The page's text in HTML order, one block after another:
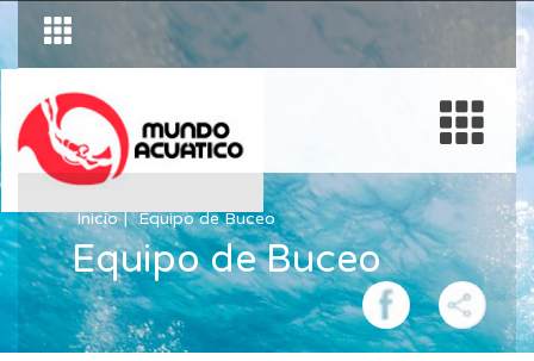
Inicio Equipo de Buceo
Equipo de Buceo